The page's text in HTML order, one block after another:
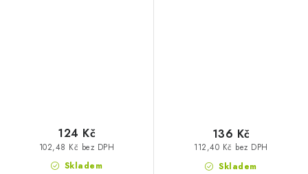
Skladem
102,48 Kč bez DPH
124 Kč
Skladem
112,40 Kč bez DPH
136 Kč